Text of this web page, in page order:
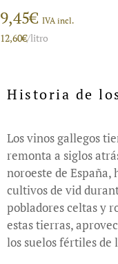
9,45€ IVA incl.
12,60€/litro
Historia de
Los vinos gallegos
remonta a siglos
noroeste de España,
cultivos de vid
pobladores celtas y
estas tierras,
los suelos fértiles de